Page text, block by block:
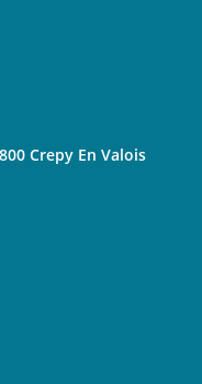
Crepy En Valois